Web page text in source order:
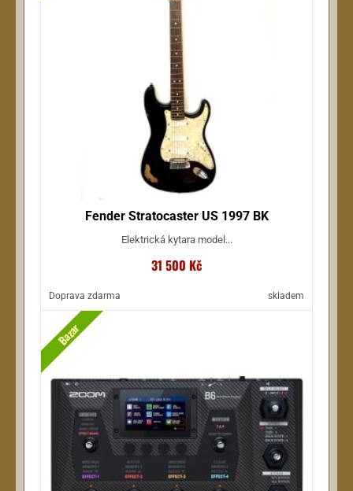
Fender Stratocaster US 1997 BK
Elektrická kytara model...
31 500 Kč
Doprava zdarma skladem
Bazar